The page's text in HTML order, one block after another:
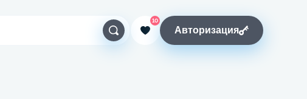
10
Авторизация